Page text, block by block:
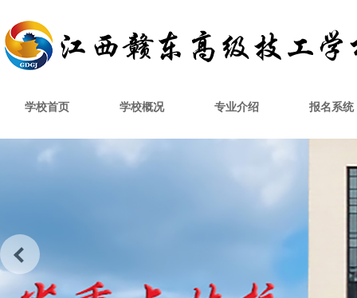
学校首页 学校概况 专业介绍 报名系统